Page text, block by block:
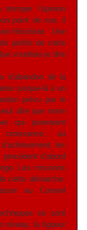
l’opinion
point de vue, il
fétichiste.
Une
profits de cette
voudrais-je dire
d’abandon de la
jusque-là à un
prévu par le
dire que notre
qui pourraient
au
les
d’abord
Les missions
cette démarche.
au Conseil
se sont
niveau, la rigueur